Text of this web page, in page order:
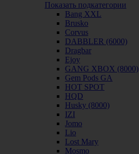
Показать подкатегории
Bang XXL
Brusko
Corvus
DABBLER (6000)
Dragbar
Ejoy
GANG XBOX (8000)
Gem Pods GA
HOT SPOT
HQD
Husky (8000)
IZI
Jomo
Lio
Lost Mary
Mosmo